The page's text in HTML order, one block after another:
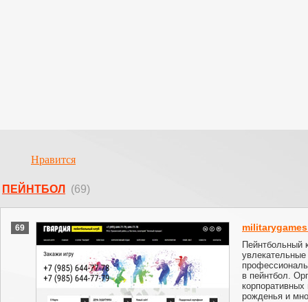
Нравится
ПЕЙНТБОЛ (69)
69
Пейнтбольный
в пейнтбол.
рожденья и